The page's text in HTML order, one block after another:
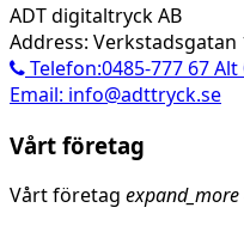
ADT digitaltryck AB
Address: Verkstadsgatan
Telefon:0485-777 67 Alt
Email: info@adttryck.se
Vårt företag
Vårt företag expand_more